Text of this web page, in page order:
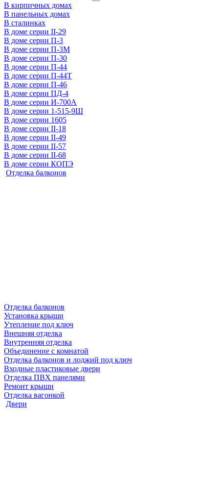
В кирпичных домах
В панельных домах
В сталинках
В доме серии II-29
В доме серии П-3
В доме серии П-3М
В доме серии П-30
В доме серии П-44
В доме серии П-44Т
В доме серии П-46
В доме серии ПД-4
В доме серии И-700А
В доме серии 1-515-9Ш
В доме серии 1605
В доме серии II-18
В доме серии II-49
В доме серии II-57
В доме серии II-68
В доме серии КОПЭ
Отделка балконов
Отделка балконов
Установка крыши
Утепление под ключ
Внешняя отделка
Внутренняя отделка
Объединение с комнатой
Отделка балконов и лоджий под ключ
Входные пластиковые двери
Отделка ПВХ панелями
Ремонт крыши
Отделка вагонкой
Двери